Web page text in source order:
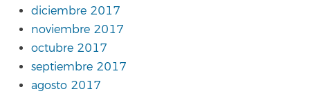
diciembre 2017
noviembre 2017
octubre 2017
septiembre 2017
agosto 2017